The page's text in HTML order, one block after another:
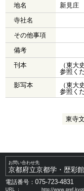
地名
新見庄
寺社名
その他事項
備考
刊本
（東大
参照く
影写本
（東大
参照く
東寺
お問い合わせ先
京都府立京都学・歴彩館
電話番号：075-723-4831
URL ： http://